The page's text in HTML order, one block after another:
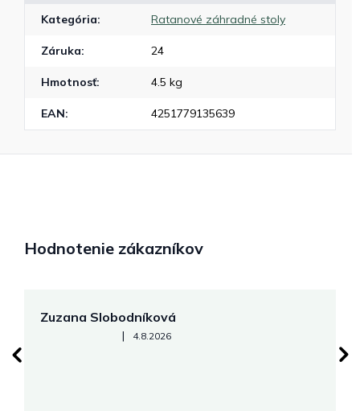
Kategória: Ratanové záhradné stoly
Záruka: 24
Hmotnosť: 4.5 kg
EAN: 4251779135639
Hodnotenie zákazníkov
Zuzana Slobodníková
Hodnotenie obchodu je 5 z 5 hviezdičiek.
| 4.8.2026